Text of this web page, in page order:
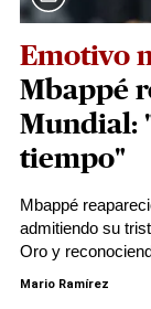
Emotivo
Mbappé
Mundial:
tiempo"
Mbappé
admitiendo su
Oro y
Mario Ramírez